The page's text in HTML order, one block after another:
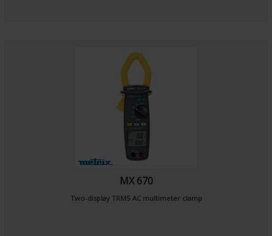
MX 670
Two-display TRMS AC multimeter clamp